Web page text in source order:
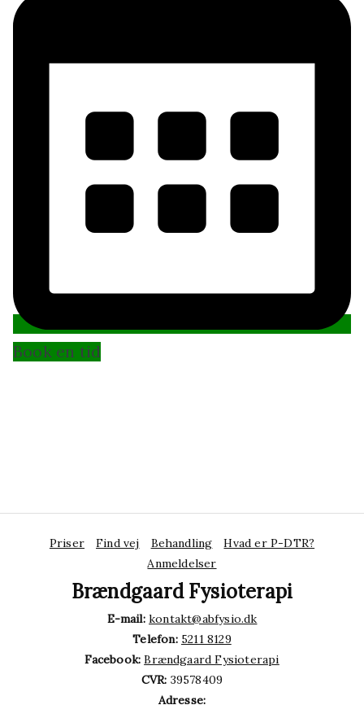
Book en tid
Priser Find vej Behandling
Hvad er P-DTR?
Anmeldelser
Brændgaard Fysioterapi
E-mail: kontakt@abfysio.dk
Telefon: 5211 8129
Facebook: Brændgaard Fysioterapi
CVR: 39578409
Adresse: